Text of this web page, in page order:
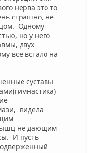
нерва это то
страшно, не
Одному
но у него
двух
все встало на
суставы
видела
не дающим
И пусть